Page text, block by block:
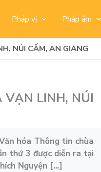
Pháp vị Pháp âm
NÚI CẤM, AN GIANG
VẠN LINH, NÚI
hóa Thông tin chùa
thứ 3 được diễn ra tại
Nguyện […]